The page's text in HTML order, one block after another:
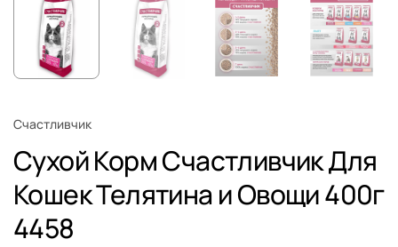
Счастливчик
Сухой Корм Счастливчик Для
Кошек Телятина и Овощи 400г
4458